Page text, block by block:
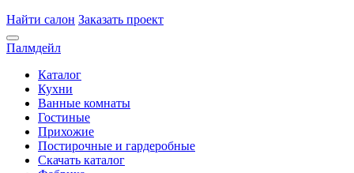
Найти салон Заказать проект
Палмдейл
Каталог
Кухни
Ванные комнаты
Гостиные
Прихожие
Постирочные и гардеробные
Скачать каталог